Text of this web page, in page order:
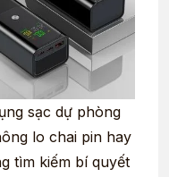
sạc dự phòng
lo chai pin hay
tìm kiếm bí quyết